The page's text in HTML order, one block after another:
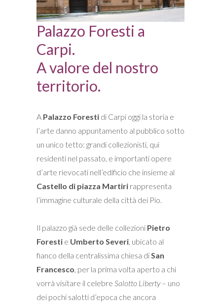
Palazzo Foresti a
Carpi.
A valore del nostro
territorio.
A Palazzo Foresti di Carpi oggi la storia e
l’arte danno appuntamento al pubblico sotto
un unico tetto: grandi collezionisti, qui
residenti nel passato, e importanti opere
d’arte rievocati nell’edificio che insieme al
Castello di piazza Martiri rappresenta
l’immagine culturale della città dei Pio.
Il palazzo già sede delle collezioni Pietro
Foresti e Umberto Severi , ubicato al
fianco della centralissima chiesa di San
Francesco , per la prima volta aperto a chi
vorrà visitare il celebre Salotto Liberty– uno
dei pochi salotti d’epoca che ancora